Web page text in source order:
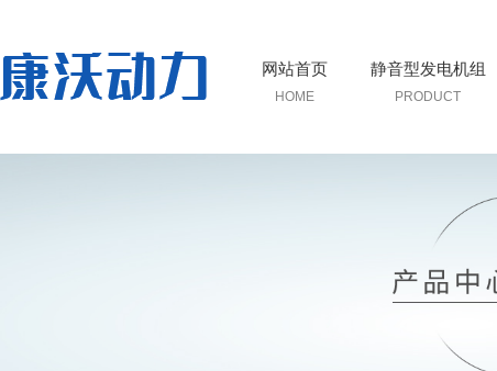
网站首页
HOME
静音型发电机组
PRODUCT